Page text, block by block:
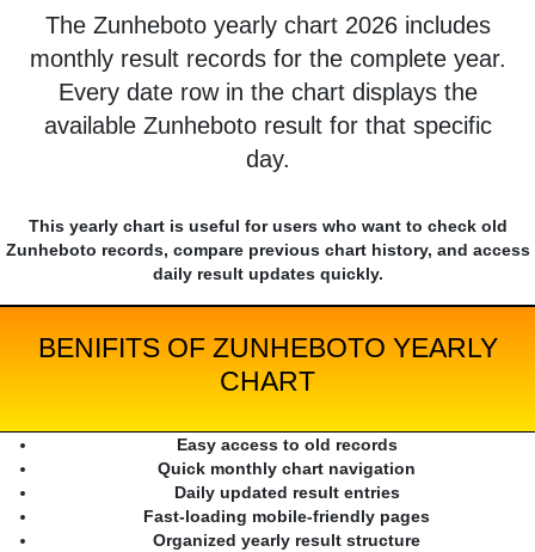
The Zunheboto yearly chart 2026 includes
monthly result records for the complete year.
Every date row in the chart displays the
available Zunheboto result for that specific
day.
This yearly chart is useful for users who want to check old
Zunheboto records, compare previous chart history, and access
daily result updates quickly.
BENIFITS OF ZUNHEBOTO YEARLY
CHART
Easy access to old records
Quick monthly chart navigation
Daily updated result entries
Fast-loading mobile-friendly pages
Organized yearly result structure